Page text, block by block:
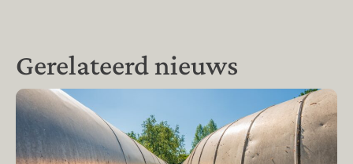
Gerelateerd nieuws